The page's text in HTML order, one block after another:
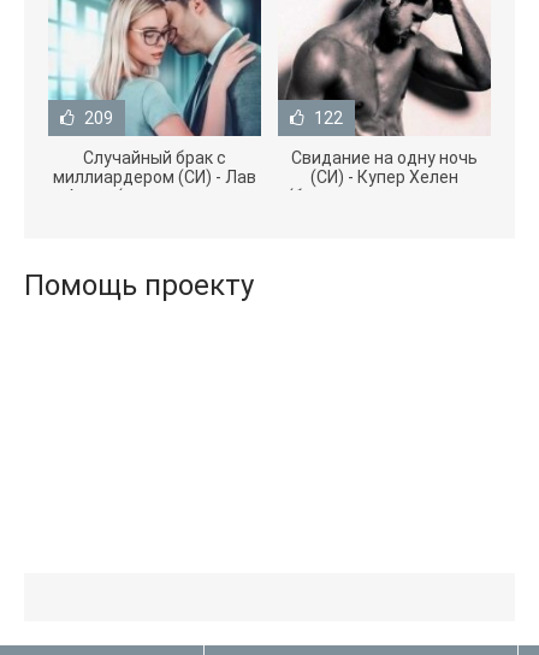
209
Случайный брак с
миллиардером (СИ) - Лав
Агата (полная версия
122
Свидание на одну ночь
(СИ) - Купер Хелен
(бесплатные серии книг
Помощь проекту